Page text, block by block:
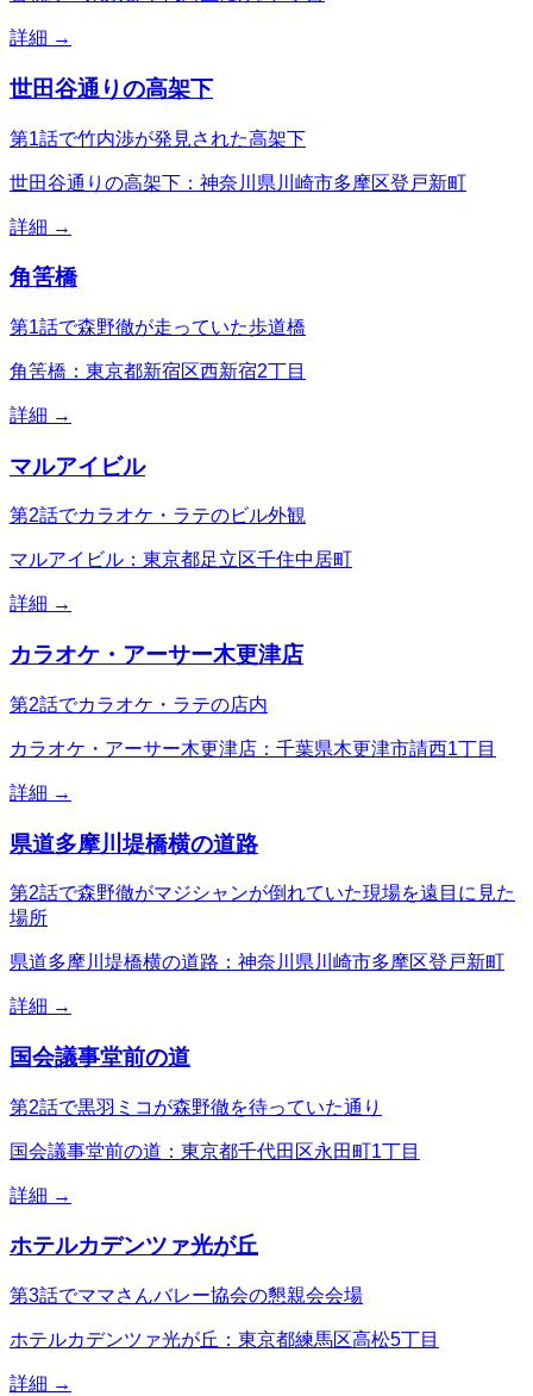
詳細 →
世田谷通りの高架下
第1話で竹内渉が発見された高架下
世田谷通りの高架下：神奈川県川崎市多摩区登戸新町
詳細 →
角筈橋
第1話で森野徹が走っていた歩道橋
角筈橋：東京都新宿区西新宿2丁目
詳細 →
マルアイビル
第2話でカラオケ・ラテのビル外観
マルアイビル：東京都足立区千住中居町
詳細 →
カラオケ・アーサー木更津店
第2話でカラオケ・ラテの店内
カラオケ・アーサー木更津店：千葉県木更津市請西1丁目
詳細 →
県道多摩川堤橋横の道路
第2話で森野徹がマジシャンが倒れていた現場を遠目に見た
場所
県道多摩川堤橋横の道路：神奈川県川崎市多摩区登戸新町
詳細 →
国会議事堂前の道
第2話で黒羽ミコが森野徹を待っていた通り
国会議事堂前の道：東京都千代田区永田町1丁目
詳細 →
ホテルカデンツァ光が丘
第3話でママさんバレー協会の懇親会会場
ホテルカデンツァ光が丘：東京都練馬区高松5丁目
詳細 →